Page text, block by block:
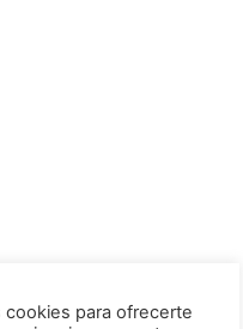
cookies para ofrecerte